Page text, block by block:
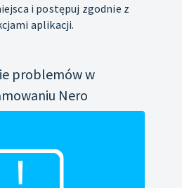
i postępuj zgodnie z
aplikacji.
problemów w
Nero